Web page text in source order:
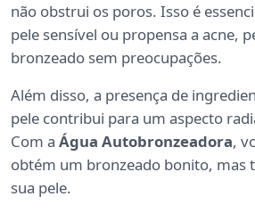
não obstrui os poros. Isso é
pele sensível ou propensa a acne,
bronzeado sem preocupações.
Além disso, a presença de
pele contribui para um aspecto
Com a Água Autobronzeadora,
obtém um bronzeado bonito, mas
sua pele.